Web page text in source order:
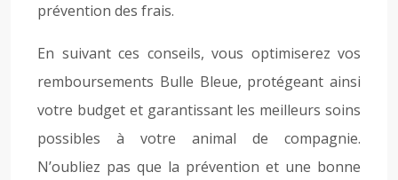
prévention des frais.
En suivant ces conseils, vous optimiserez vos
remboursements Bulle Bleue, protégeant ainsi
votre budget et garantissant les meilleurs soins
possibles à votre animal de compagnie.
N’oubliez pas que la prévention et une bonne